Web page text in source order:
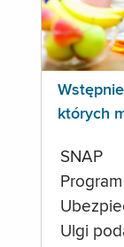
których
SNAP
Ulgi